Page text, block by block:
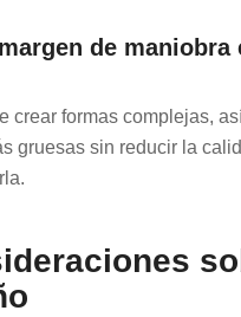
de maniobra
crear formas complejas,
gruesas sin reducir la